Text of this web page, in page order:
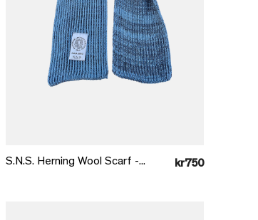
S.N.S. Herning Wool Scarf -... kr750